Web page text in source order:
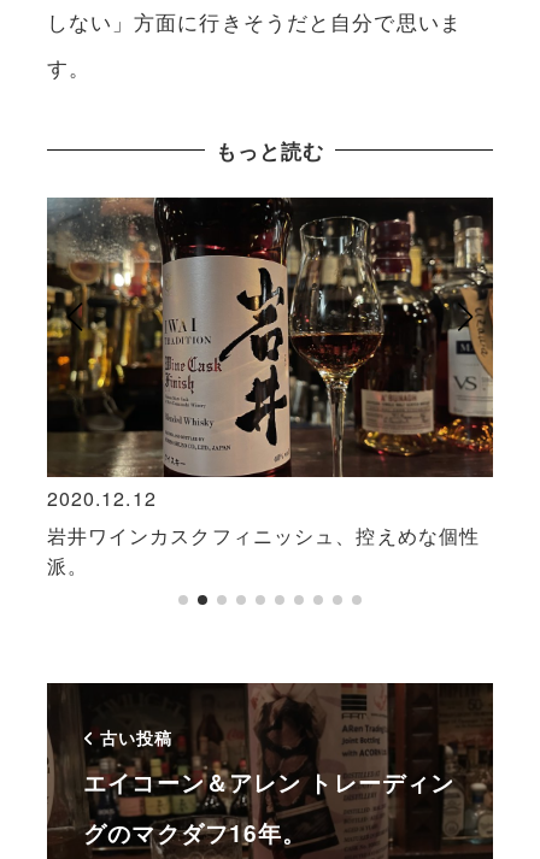
しない」方面に行きそうだと自分で思いま
す。
もっと読む
2020.12.12
岩井ワインカスクフィニッシュ、控えめな個性
派。
古い投稿
エイコーン＆アレン トレーディン
グのマクダフ16年。